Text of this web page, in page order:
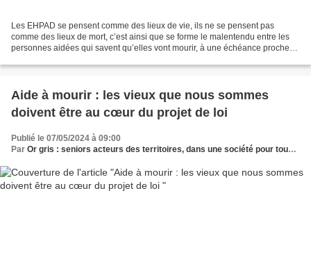
Les EHPAD se pensent comme des lieux de vie, ils ne se pensent pas
comme des lieux de mort, c’est ainsi que se forme le malentendu entre les
personnes aidées qui savent qu’elles vont mourir, à une échéance proche
Aide à mourir : les vieux que nous sommes
doivent être au cœur du projet de loi
Publié le 07/05/2024 à 09:00
Par Or gris : seniors acteurs des territoires, dans une société pour tous les âges